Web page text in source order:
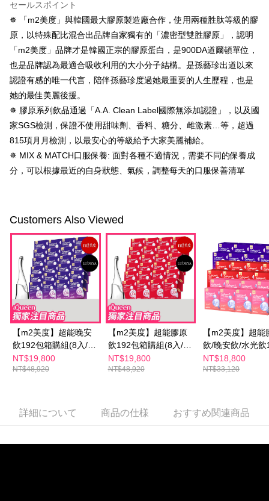
AFTEEの初回ご利用の際に、審査を通過すれば、最高額がNT$10,000にな
ります。支払い期限を過ぎた場合、その金額に基づいて年利20%の遅延滞
納金が加算されます。未成年の利用者は、事前に法定代理人または後見人
の同意を得ればAFTEEをご利用いただけます。
個人情報の処理、利用について疑問がある、または関連する法律の権利を
にご連絡ください。上記に示した個人情報を、必要な購入注文書とあわせ
てAFTEEにご提供いただく、またはAFTEEにあなたの個人情報の収集、処
理、利用を許可することににご同意いただけない場合は、当サービスを選
択しないでください。
セールスポイント
✵ 「m2美度」與韓國最大膠原製造廠合作，使用兩種胜肽等級的膠
原，以特殊配比混合出品牌自家獨有的「濃密型雙胜膠原」，認明
「m2美度」品牌才是韓國正宗的膠原蛋白，是900DA道爾頓單位，
也是品牌認為最適合吸收利用的大小分子結構。是孫藝珍出道以來
認證有感的唯一代言，陪伴孫藝珍度過她最重要的人生歷程，也是
她的最佳美麗後援。
✵ 膠原系列飲品通過「A.A. Clean Label國際無添加認證」，以及國
家SGS檢測，保證不使用甜味劑、香料、糖分、雌激素…等，超過
815項月月檢測，以最安心的等級給予大家美麗補給。
✵ MIX & MATCH口服保養: 面對各種不適情況，需要不同的保養成
分，可以根據最近的自身狀態、氣候，調整每天的口服保善清單
Customers Also Viewed
【m2美度】超能晚安
飲192包箱購組(8入/24
盒)+【LUDEYA】超緊
緻導入美容儀(1入) 超
NT$19,800
NT$48,920
【m2美度】超能膠原
飲192包箱購組(8入/24
盒)+【LUDEYA】超緊
緻導入美容儀(1入) 超
NT$19,800
NT$48,920
【m2美度】超能
飲/晚安飲/水光飲
包組-孫藝珍推薦
入/24盒 箱購組)
NT$18,800
NT$33,120
詳細について 商品の仕様 おすすめ関連商品